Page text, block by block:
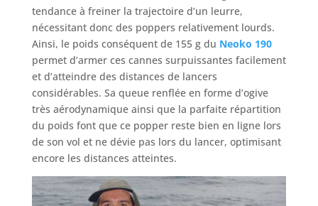
tendance à freiner la trajectoire d’un leurre,
nécessitant donc des poppers relativement lourds.
Ainsi, le poids conséquent de 155 g du Neoko 190
permet d’armer ces cannes surpuissantes facilement
et d’atteindre des distances de lancers
considérables. Sa queue renflée en forme d’ogive
très aérodynamique ainsi que la parfaite répartition
du poids font que ce popper reste bien en ligne lors
de son vol et ne dévie pas lors du lancer, optimisant
encore les distances atteintes.